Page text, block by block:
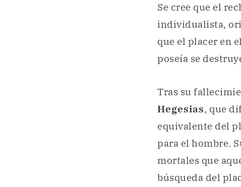
Se cree que el
individualista,
que el placer en
poseía se
Tras su
Hegesias, que
equivalente del
para el hombre.
mortales que
búsqueda del